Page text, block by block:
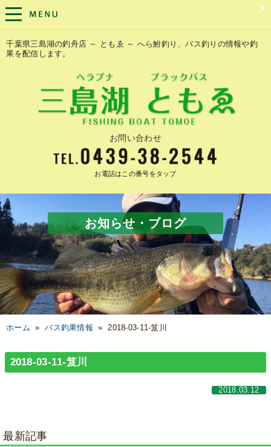
千葉県三島湖の釣舟店 ～ ともゑ ～ へら鮒釣り、バス釣りの情報や釣
果を配信します。
お問い合わせ
お電話はこの番号をタップ
お知らせ・ブログ
ホーム »バス釣果情報 »2018-03-11-笈川
2018-03-11-笈川
2018.03.12
最新記事